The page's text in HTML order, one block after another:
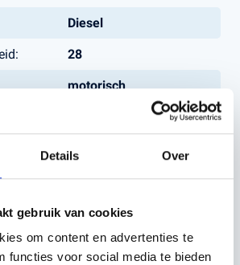
Details Over
gebruik van cookies
om content en advertenties te
functies voor social media te bieden
Diesel
28
motorisch